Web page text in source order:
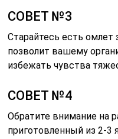
СОВЕТ №3
Старайтесь есть омлет
позволит вашему
избежать чувства
СОВЕТ №4
Обратите внимание на
приготовленный из 2-3